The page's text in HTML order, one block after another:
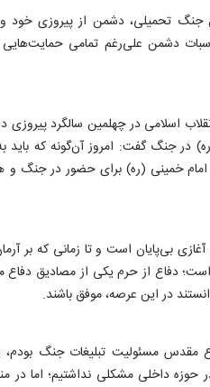
جنگ تحمیلی، دشمن از پیروزی
دشمن علی‌رغم تمامی
انقلاب اسلامی در چهلمین سالگرد
در جنگ گفت: امروز آن‌گونه که باید
خمینی (ره) برای حضور در جنگ و
بی‌پایان است و تا زمانی که بر
است؛ دفاع از حرم یکی از مصادیق
در این عرصه، موفق باشند.
مقدس مسئولیت تبلیغات جنگ
داخلی مشکلی نداشتیم؛ اما در